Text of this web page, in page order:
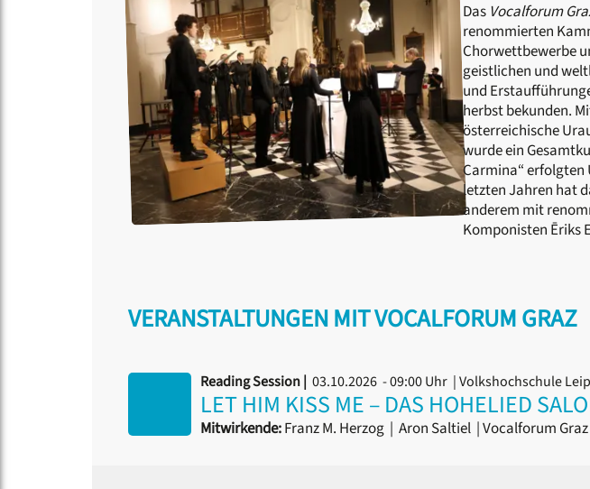
Das Vocalforum
renommierten
Chorwettbewerbe
geistlichen und
und
herbst bekunden.
österreichische
wurde ein
Carmina“
letzten Jahren hat
anderem mit
Komponisten Ēriks
VERANSTALTUNGEN MIT VOCALFORUM GRAZ
Reading Session | 03.10.2026 - 09:00 Uhr | Volkshochschule
LET HIM KISS ME – DAS HOHELIED
Mitwirkende:Franz M. Herzog | Aron Saltiel |Vocalforum Graz